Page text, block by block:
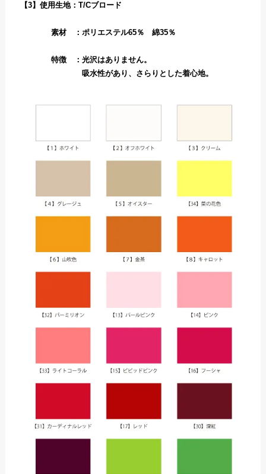
【3】使用生地：T/Cブロード
素材 ：ポリエステル65％ 綿35％
特徴 ：光沢はありません。
吸水性があり、さらりとした着心地。